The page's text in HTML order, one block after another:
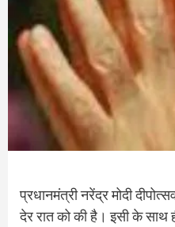
प्रधानमंत्री नरेंद्र मोदी
देर रात को की है। इसी के साथ